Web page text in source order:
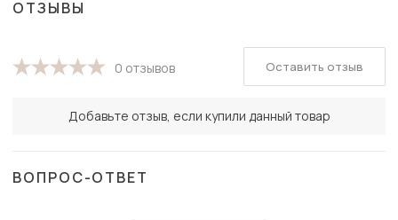
ОТЗЫВЫ
0 отзывов
Добавьте отзыв, если купили данный товар
Оставить отзыв
ВОПРОС-ОТВЕТ